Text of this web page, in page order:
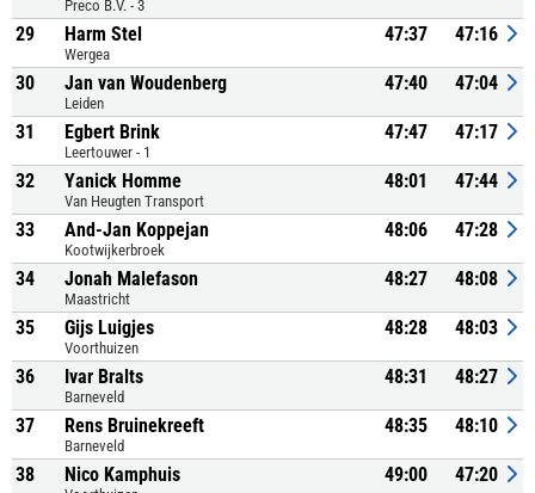
Preco B.V. - 3
29 Harm Stel
Wergea
47:37 47:16
30 Jan van Woudenberg
Leiden
47:40 47:04
31 Egbert Brink
Leertouwer - 1
47:47 47:17
32 Yanick Homme
Van Heugten Transport
48:01 47:44
33 And-Jan Koppejan
Kootwijkerbroek
48:06 47:28
34 Jonah Malefason
Maastricht
48:27 48:08
35 Gijs Luigjes
Voorthuizen
48:28 48:03
36 Ivar Bralts
Barneveld
48:31 48:27
37 Rens Bruinekreeft
Barneveld
48:35 48:10
38 Nico Kamphuis 49:00 47:20